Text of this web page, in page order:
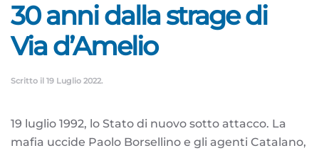
30 anni dalla strage di
Via d’Amelio
Scritto il 19 Luglio 2022.
19 luglio 1992, lo Stato di nuovo sotto attacco. La
mafia uccide Paolo Borsellino e gli agenti Catalano,